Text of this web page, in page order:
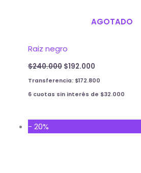
AGOTADO
Raiz negro
$240.000 $192.000
Transferencia: $172.800
6 cuotas sin interés de $32.000
- 20%
price
price